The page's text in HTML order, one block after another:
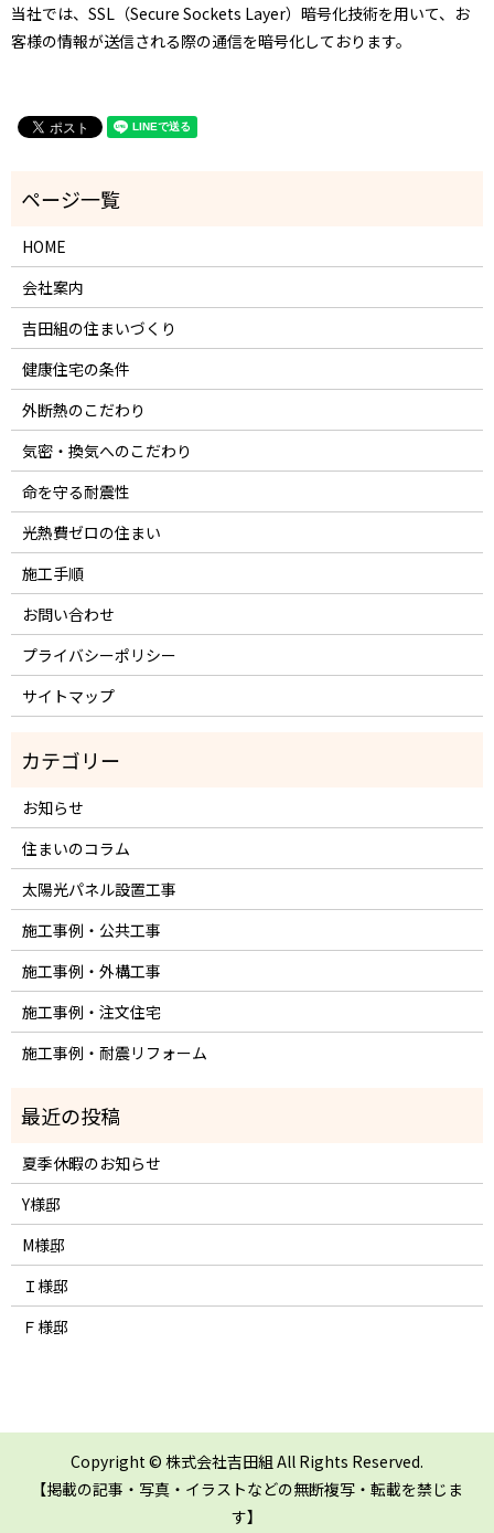
当社では、SSL（Secure Sockets Layer）暗号化技術を用いて、お
客様の情報が送信される際の通信を暗号化しております。
HOME
会社案内
吉田組の住まいづくり
健康住宅の条件
外断熱のこだわり
気密・換気へのこだわり
命を守る耐震性
光熱費ゼロの住まい
施工手順
お問い合わせ
プライバシーポリシー
サイトマップ
お知らせ
住まいのコラム
太陽光パネル設置工事
施工事例・公共工事
施工事例・外構工事
施工事例・注文住宅
施工事例・耐震リフォーム
夏季休暇のお知らせ
Y様邸
M様邸
Ｉ様邸
Ｆ様邸
Copyright © 株式会社吉田組 All Rights Reserved.
【掲載の記事・写真・イラストなどの無断複写・転載を禁じま
す】